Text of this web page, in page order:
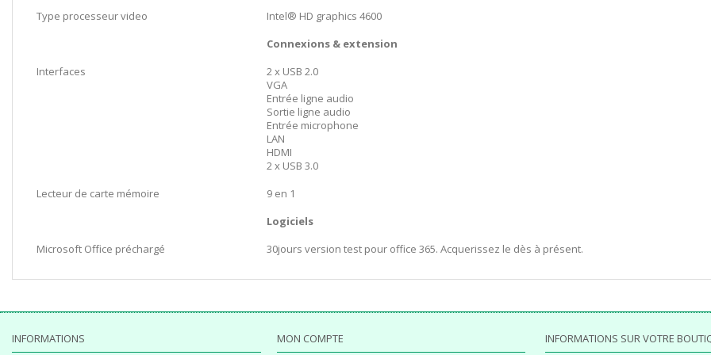
Type processeur video
Intel® HD graphics 4600
Connexions & extension
Interfaces
2 x USB 2.0
VGA
Entrée ligne audio
Sortie ligne audio
Entrée microphone
LAN
HDMI
2 x USB 3.0
Lecteur de carte mémoire
9 en 1
Logiciels
Microsoft Office préchargé
30jours version test pour office 365. Acquerissez le dès à présent.
INFORMATIONS MON COMPTE INFORMATIONS SUR VOTRE